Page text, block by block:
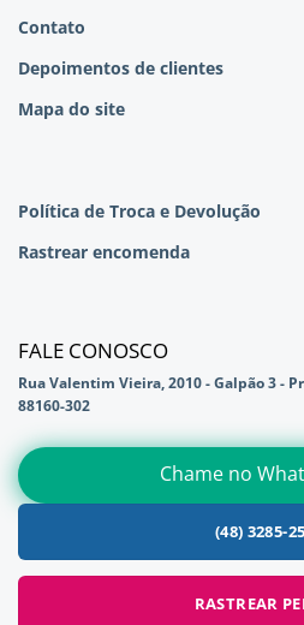
Contato
Depoimentos de clientes
Mapa do site
Política de Troca e Devolução
Rastrear encomenda
FALE CONOSCO
Rua Valentim Vieira, 2010 - Galpão 3 -
88160-302
Chame no
(48) 3285-
RASTREAR